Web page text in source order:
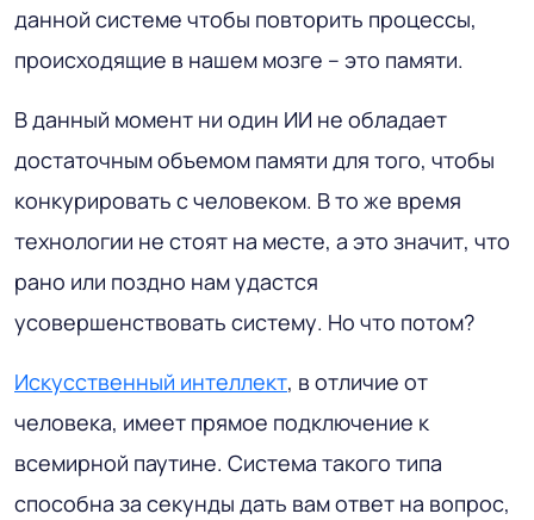
данной системе чтобы повторить процессы,
происходящие в нашем мозге – это памяти.
В данный момент ни один ИИ не обладает
достаточным объемом памяти для того, чтобы
конкурировать с человеком. В то же время
технологии не стоят на месте, а это значит, что
рано или поздно нам удастся
усовершенствовать систему. Но что потом?
Искусственный интеллект, в отличие от
человека, имеет прямое подключение к
всемирной паутине. Система такого типа
способна за секунды дать вам ответ на вопрос,